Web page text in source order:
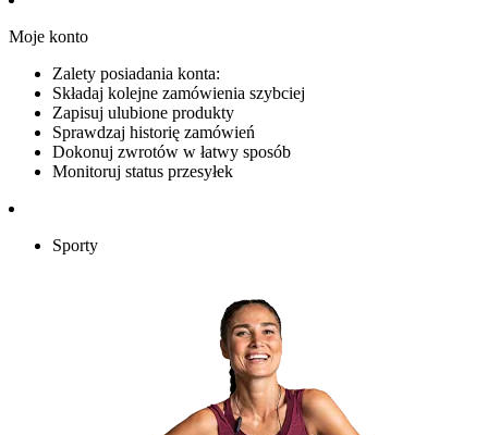
Moje konto
Zalety posiadania konta:
Składaj kolejne zamówienia szybciej
Zapisuj ulubione produkty
Sprawdzaj historię zamówień
Dokonuj zwrotów w łatwy sposób
Monitoruj status przesyłek
Sporty